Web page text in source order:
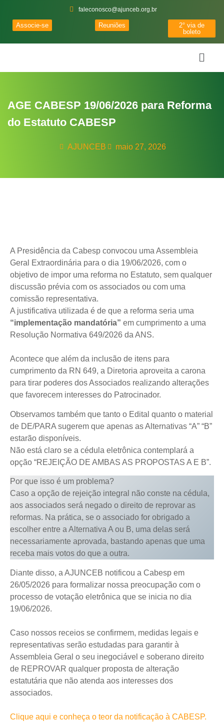
faleconosco@ajunceb.org.br
Associe-se Reuniões
2° via de
boleto
AGE CABESP 19/06/2026 para Reforma
do Estatuto CABESP
AJUNCEB maio 27, 2026
A Presidência da Cabesp convocou uma Assembleia
Geral Extraordinária para o dia 19/06/2026, com o
objetivo de impor uma reforma no Estatuto, sem qualquer
discussão prévia com os associados ou com uma
comissão representativa.
A justificativa utilizada é de que a reforma seria uma
“implementação mandatória” em cumprimento a uma
Resolução Normativa 649/2026 da ANS.
Acontece que além da inclusão de itens para
cumprimento da RN 649, a Diretoria aproveita a carona
para tirar poderes dos Associados realizando alterações
que favorecem interesses do Patrocinador.
Observamos também que tanto o Edital quanto o material
de DE/PARA sugerem que apenas as Alternativas “A” “B”
estarão disponíveis.
Não está claro se a cédula eletrônica contemplará a
opção “REJEIÇÃO DE AMBAS AS PROPOSTAS A E B”.
Por que isso é um problema?
Caso a opção de rejeição integral não conste na cédula,
aos associados será negado o direito de reprovar as
reformas. Na prática, se o associado for obrigado a
escolher entre a Alternativa A ou B, uma delas será
necessariamente aprovada, bastando apenas que uma
receba mais votos do que a outra.
Diante disso, a AJUNCEB notificou a Cabesp em
26/05/2026 para formalizar nossa preocupação com o
processo de votação eletrônica que se inicia no dia
19/06/2026.
Caso nossos receios se confirmem, medidas legais e
representativas serão estudadas para garantir à
Assembleia Geral o seu inegociável e soberano direito
de REPROVAR qualquer proposta de alteração
estatutária que não atenda aos interesses dos
associados.
Clique aqui e conheça o teor da notificação à CABESP.